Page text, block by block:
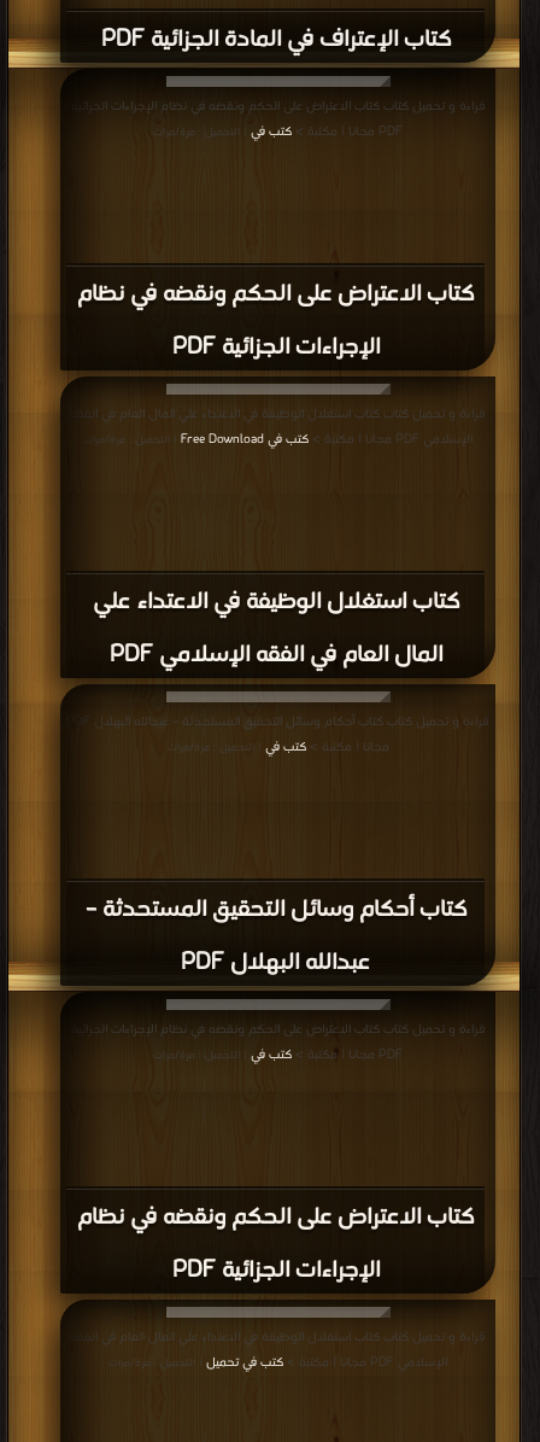
كتاب الإعتراف في المادة الجزائية PDF
كتاب الاعتراض على الحكم ونقضه في نظام
الإجراءات الجزائية PDF
قراءة و تحميل كتاب كتاب الاعتراض على الحكم ونقضه في نظام الإجراءات الجزائية
PDF مجانا | مكتبة >
كتب في | التحميل : مرة/مرات
كتاب استغلال الوظيفة في الاعتداء علي
المال العام في الفقه الإسلامي PDF
قراءة و تحميل كتاب كتاب استغلال الوظيفة في الاعتداء علي المال العام في الفقه
الإسلامي PDF مجانا | مكتبة >
كتب في Free Download | التحميل : مرة/مرات
كتاب أحكام وسائل التحقيق المستحدثة –
عبدالله البهلال PDF
مجانا | مكتبة >كتب في | التحميل : مرة/مرات
كتاب الاعتراض على الحكم ونقضه في نظام
الإجراءات الجزائية PDF
قراءة و تحميل كتاب كتاب الاعتراض على الحكم ونقضه في نظام الإجراءات الجزائية
PDF مجانا | مكتبة >
كتب في | التحميل : مرة/مرات
قراءة و تحميل كتاب كتاب استغلال الوظيفة في الاعتداء علي المال العام في الفقه
الإسلامي PDF مجانا | مكتبة >
كتب في تحميل | التحميل : مرة/مرات